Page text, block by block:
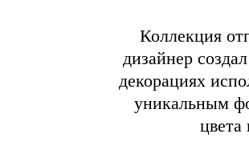
Коллекция
дизайнер
декорациях
уникальным